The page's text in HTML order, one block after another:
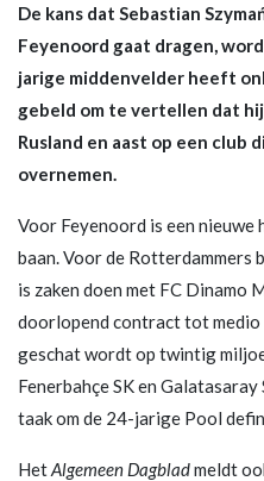
De kans dat Sebastian
Feyenoord gaat dragen,
jarige middenvelder heeft
gebeld om te vertellen dat
Rusland en aast op een club
overnemen.
Voor Feyenoord is een
baan. Voor de Rotterdammers
is zaken doen met FC Dinamo
doorlopend contract tot medio
geschat wordt op twintig
Fenerbahçe SK en
taak om de 24-jarige Pool
HetAlgemeen Dagbladmeldt